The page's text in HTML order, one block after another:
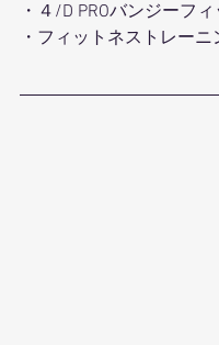
・４/D PROバンジーフ
・フィットネストレー